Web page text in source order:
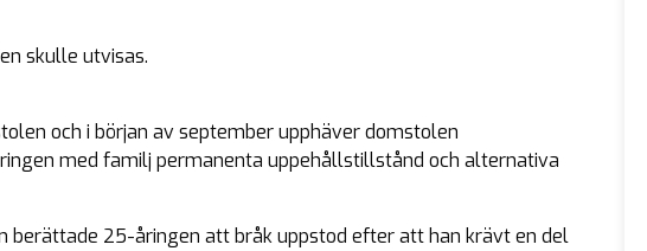
skulle utvisas.
och i början av september upphäver domstolen
med familj permanenta uppehållstillstånd och alternativa
berättade 25-åringen att bråk uppstod efter att han krävt en del